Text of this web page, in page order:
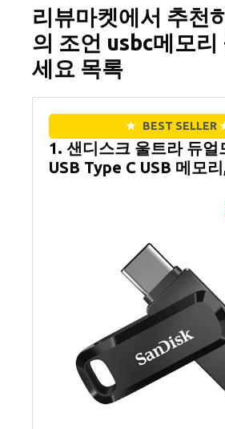
리뷰마켓에서 추천
의 조언 usbc메모리
세요 목록
★ BEST SELLER
1. 샌디스크 울트라 듀얼
USB Type C USB 메모